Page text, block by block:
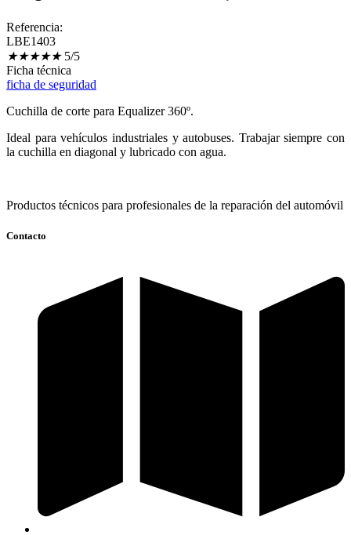
Referencia:
LBE1403
★★★★★ 5/5
Ficha técnica
ficha de seguridad
Cuchilla de corte para Equalizer 360º.
Ideal para vehículos industriales y autobuses. Trabajar siempre con
la cuchilla en diagonal y lubricado con agua.
Productos técnicos para profesionales de la reparación del automóvil
Contacto